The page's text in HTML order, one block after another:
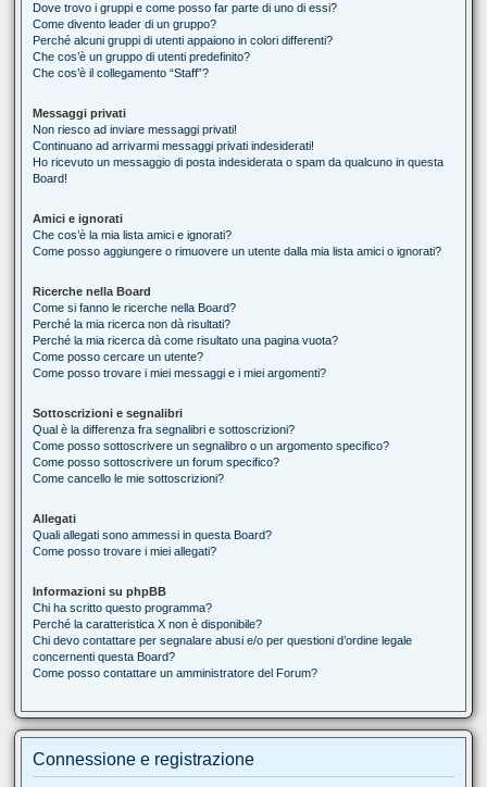
Dove trovo i gruppi e come posso far parte di uno di essi?
Come divento leader di un gruppo?
Perché alcuni gruppi di utenti appaiono in colori differenti?
Che cos’è un gruppo di utenti predefinito?
Che cos’è il collegamento “Staff”?
Messaggi privati
Non riesco ad inviare messaggi privati!
Continuano ad arrivarmi messaggi privati indesiderati!
Ho ricevuto un messaggio di posta indesiderata o spam da qualcuno in questa
Board!
Amici e ignorati
Che cos’è la mia lista amici e ignorati?
Come posso aggiungere o rimuovere un utente dalla mia lista amici o ignorati?
Ricerche nella Board
Come si fanno le ricerche nella Board?
Perché la mia ricerca non dà risultati?
Perché la mia ricerca dà come risultato una pagina vuota?
Come posso cercare un utente?
Come posso trovare i miei messaggi e i miei argomenti?
Sottoscrizioni e segnalibri
Qual è la differenza fra segnalibri e sottoscrizioni?
Come posso sottoscrivere un segnalibro o un argomento specifico?
Come posso sottoscrivere un forum specifico?
Come cancello le mie sottoscrizioni?
Allegati
Quali allegati sono ammessi in questa Board?
Come posso trovare i miei allegati?
Informazioni su phpBB
Chi ha scritto questo programma?
Perché la caratteristica X non è disponibile?
Chi devo contattare per segnalare abusi e/o per questioni d’ordine legale
concernenti questa Board?
Come posso contattare un amministratore del Forum?
Connessione e registrazione